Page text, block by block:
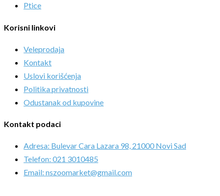
Ptice
Korisni linkovi
Veleprodaja
Kontakt
Uslovi korišćenja
Politika privatnosti
Odustanak od kupovine
Kontakt podaci
Adresa: Bulevar Cara Lazara 98, 21000 Novi Sad
Telefon: 021 3010485
Email: nszoomarket@gmail.com